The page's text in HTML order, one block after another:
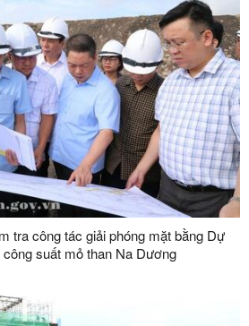
tra công tác giải phóng mặt bằng Dự
suất mỏ than Na Dương